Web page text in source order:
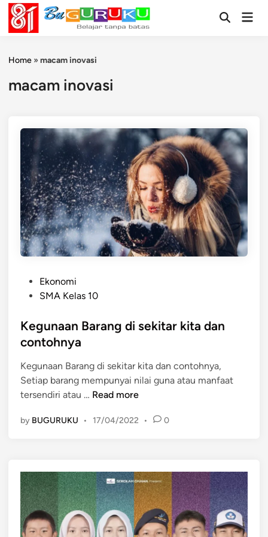
Skip
content
OpenMain
Home » macam inovasi
macam inovasi
t
e
i
n
Ekonomi
SMA Kelas 10
Kegunaan Barang di sekitar kita dan
contohnya
Kegunaan Barang di sekitar kita dan contohnya,
Setiap barang mempunyai nilai guna atau manfaat
tersendiri atau … K
g
a
n
B
a
Read more
by BUGURUKU • 17/04/2022 • 0